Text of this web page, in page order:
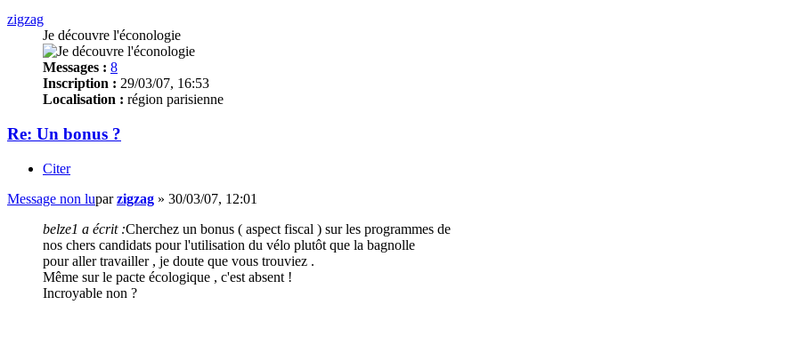
zigzag
Je découvre l'éconologie
Messages : 8
Inscription : 29/03/07, 16:53
Localisation : région parisienne
Re: Un bonus ?
Citer
Message non luparzigzag » 30/03/07, 12:01
belze1 a écrit :Cherchez un bonus ( aspect fiscal ) sur les programmes de
nos chers candidats pour l'utilisation du vélo plutôt que la bagnolle
pour aller travailler , je doute que vous trouviez .
Même sur le pacte écologique , c'est absent !
Incroyable non ?